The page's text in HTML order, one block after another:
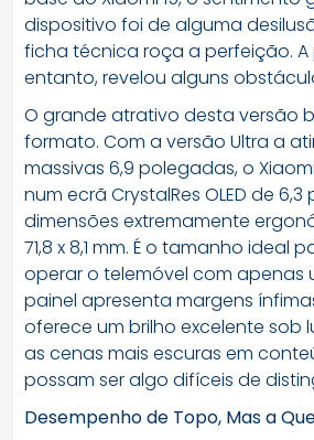
dispositivo foi de alguma
ficha técnica roça a perfeição. A
entanto, revelou alguns
O grande atrativo desta versão
formato. Com a versão Ultra a
massivas 6,9 polegadas, o
num ecrã CrystalRes OLED de
dimensões extremamente
71,8 x 8,1 mm. É o tamanho ideal
operar o telemóvel com apenas
painel apresenta margens
oferece um brilho excelente sob
as cenas mais escuras em
possam ser algo difíceis de
Desempenho de Topo, Mas a